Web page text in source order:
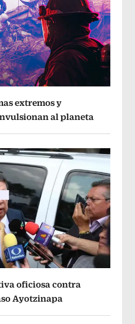
extremos y
al planeta
oficiosa contra
Ayotzinapa